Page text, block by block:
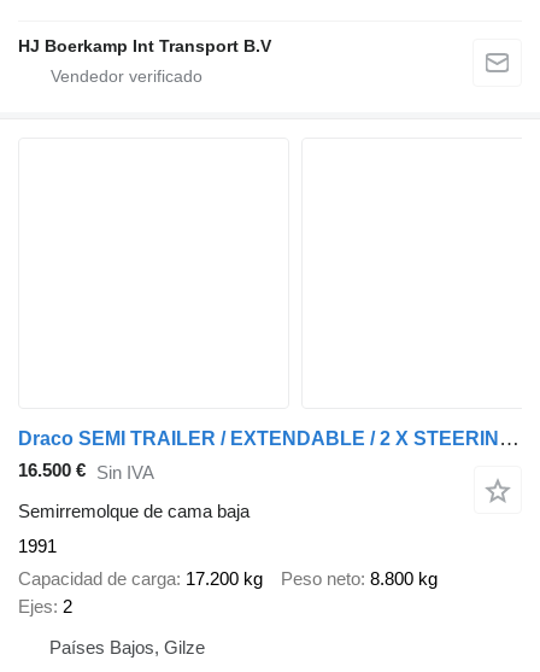
HJ Boerkamp Int Transport B.V
Draco SEMI TRAILER / EXTENDABLE / 2 X STEERING AXLE / WHEEL WELL / RAD
16.500 € Sin IVA
Semirremolque de cama baja
1991
Capacidad de carga 17.200 kg Peso neto 8.800 kg
Ejes 2
Países Bajos, Gilze